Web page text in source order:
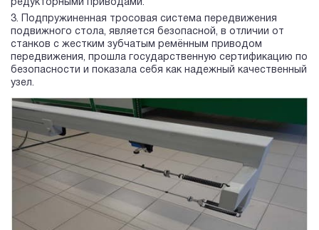
редукторными приводами.
Подпружиненная тросовая система передвижения
подвижного стола, является безопасной, в отличии от
станков с жестким зубчатым ремённым приводом
передвижения, прошла государственную сертификацию по
безопасности и показала себя как надежный качественный
узел.